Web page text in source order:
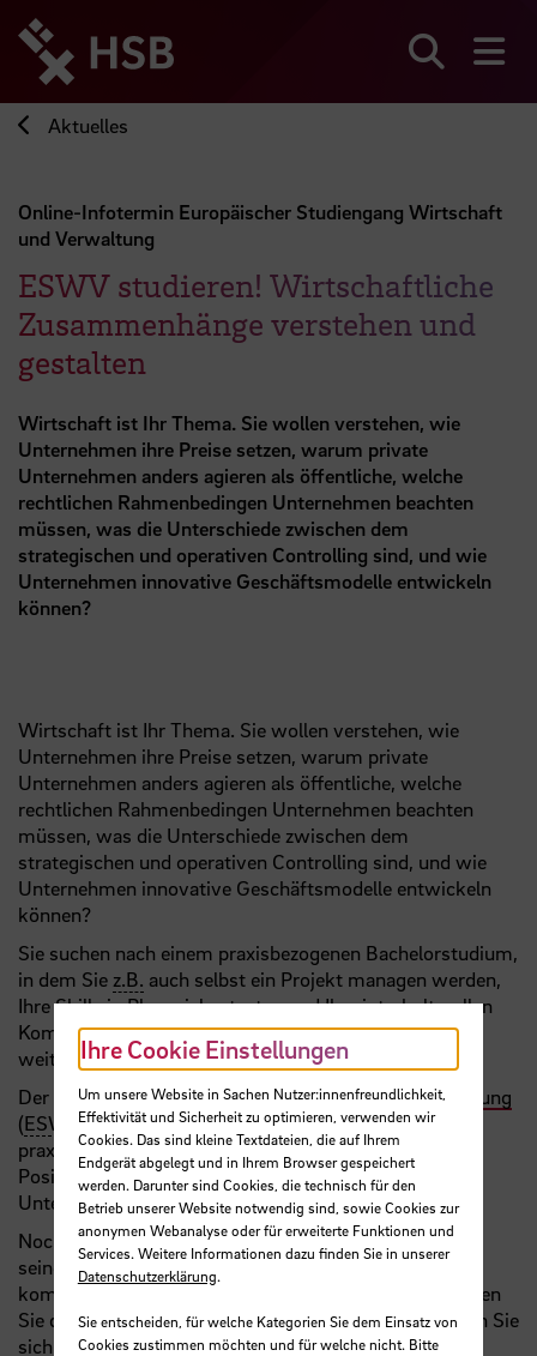
zum
Seiteninhalt
springen
Aktuelles
Online-Infotermin Europäischer Studiengang Wirtschaft
und Verwaltung
ESWV studieren! Wirtschaftliche
Zusammenhänge verstehen und
gestalten
Wirtschaft ist Ihr Thema. Sie wollen verstehen, wie
Unternehmen ihre Preise setzen, warum private
Unternehmen anders agieren als öffentliche, welche
rechtlichen Rahmenbedingen Unternehmen beachten
müssen, was die Unterschiede zwischen dem
strategischen und operativen Controlling sind, und wie
Unternehmen innovative Geschäftsmodelle entwickeln
können?
Wirtschaft ist Ihr Thema. Sie wollen verstehen, wie
Unternehmen ihre Preise setzen, warum private
Unternehmen anders agieren als öffentliche, welche
rechtlichen Rahmenbedingen Unternehmen beachten
müssen, was die Unterschiede zwischen dem
strategischen und operativen Controlling sind, und wie
Unternehmen innovative Geschäftsmodelle entwickeln
können?
Sie suchen nach einem praxisbezogenen Bachelorstudium,
in dem Siez.B. auch selbst ein Projekt managen werden,
Ihre Skills in Planspielen testen und Ihre interkulturellen
Kompetenzen im Auslandsstudium und -praktikum
weiterentwickeln können?
Der
Europäische Studiengang Wirtschaft und Verwaltung
(ESWV) bietet Ihnen ein europäisch ausgerichtetes,
praxisnahes Studium, das Sie für eine Vielzahl von
Positionen in der Privatwirtschaft und in öffentlichen
Unternehmen qualifiziert.
Noch Fragen zumESWV-Studium allgemein oder zu
seinen wirtschaftswissenschaftlichen Modulen? Dann
kommen Sie zu diesem Online-Infotermin und besuchen
Sie dieESWV-Website. Vom 1. Juni bis 15. Juli können Sie
sich für einen Studienplatz bewerben!
Ihre Cookie Einstellungen
Um unsere Website in Sachen Nutzer:innenfreundlichkeit,
Effektivität und Sicherheit zu optimieren, verwenden wir
Cookies. Das sind kleine Textdateien, die auf Ihrem
Endgerät abgelegt und in Ihrem Browser gespeichert
werden. Darunter sind Cookies, die technisch für den
Betrieb unserer Website notwendig sind, sowie Cookies zur
anonymen Webanalyse oder für erweiterte Funktionen und
Services. Weitere Informationen dazu finden Sie in unserer
Datenschutzerklärung.
Sie entscheiden, für welche Kategorien Sie dem Einsatz von
Cookies zustimmen möchten und für welche nicht. Bitte